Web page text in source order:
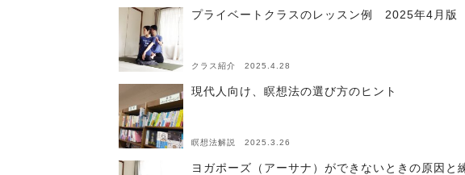
プライベートクラスのレッスン例 2025年4月版
クラス紹介 2025.4.28
現代人向け、瞑想法の選び方のヒント
瞑想法解説 2025.3.26
ヨガポーズ（アーサナ）ができないときの原因と